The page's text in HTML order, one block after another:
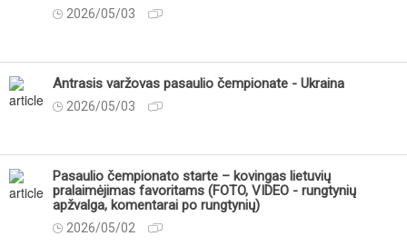
2026/05/03
Antrasis varžovas pasaulio čempionate - Ukraina
2026/05/03
Pasaulio čempionato starte – kovingas lietuvių
pralaimėjimas favoritams (FOTO, VIDEO - rungtynių
apžvalga, komentarai po rungtynių)
2026/05/02